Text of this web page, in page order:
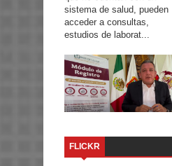
sistema de salud, pueden
acceder a consultas,
estudios de laborat...
FLICKR